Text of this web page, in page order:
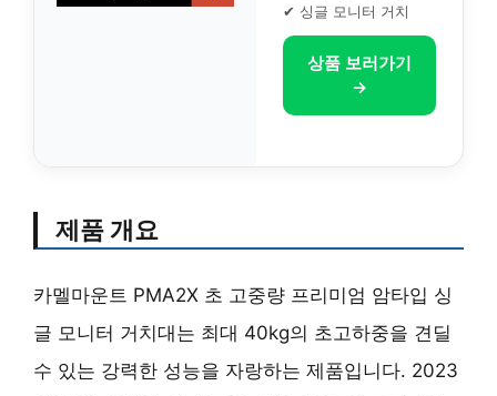
✔ 싱글 모니터 거치
상품 보러가기
→
제품 개요
카멜마운트 PMA2X 초 고중량 프리미엄 암타입 싱
글 모니터 거치대는 최대 40kg의 초고하중을 견딜
수 있는 강력한 성능을 자랑하는 제품입니다. 2023